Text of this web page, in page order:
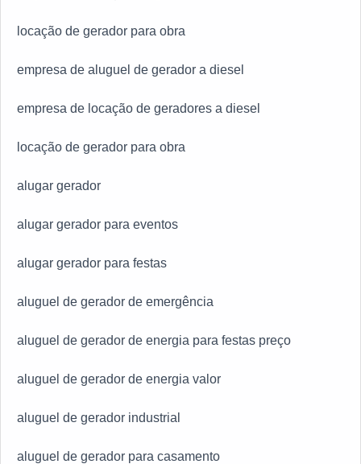
locação de gerador para obra
empresa de aluguel de gerador a diesel
empresa de locação de geradores a diesel
locação de gerador para obra
alugar gerador
alugar gerador para eventos
alugar gerador para festas
aluguel de gerador de emergência
aluguel de gerador de energia para festas preço
aluguel de gerador de energia valor
aluguel de gerador industrial
aluguel de gerador para casamento